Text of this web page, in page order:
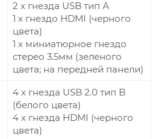
2 x гнезда USB тип А
1 x гнездо HDMI (черного
цвета)
1 x миниатюрное гнездо
стерео 3.5мм (зеленого
цвета; на передней панели)
4 x гнезда USB 2.0 тип B
(белого цвета)
4 x гнезда HDMI (черного
цвета)